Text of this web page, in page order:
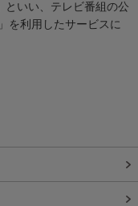
といい、テレビ番組の公
を利用したサービスに